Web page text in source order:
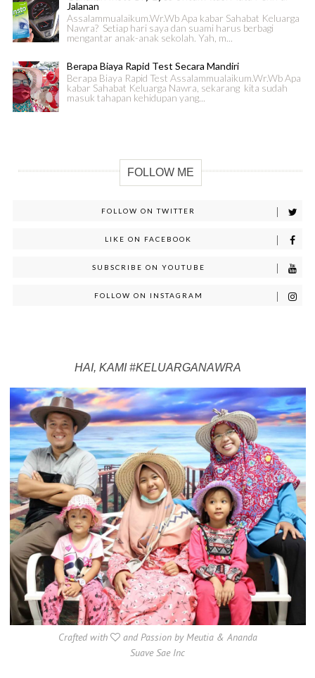
Jalanan
Assalammualaikum.Wr.Wb Apa kabar Sahabat Keluarga
Nawra? Setiap hari saya dan suami harus berbagi
mengantar anak-anak sekolah. Yah, m...
Berapa Biaya Rapid Test Secara Mandiri
Berapa Biaya Rapid Test Assalammualaikum.Wr.Wb Apa
kabar Sahabat Keluarga Nawra, sekarang kita sudah
masuk tahapan kehidupan yang...
FOLLOW ME
FOLLOW ON TWITTER
LIKE ON FACEBOOK
SUBSCRIBE ON YOUTUBE
FOLLOW ON INSTAGRAM
HAI, KAMI #KELUARGANAWRA
Crafted with
and Passion by Meutia & Ananda
Suave Sae Inc